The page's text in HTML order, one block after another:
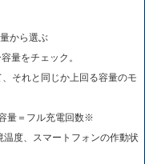
から選ぶ
量をチェック。
それと同じか上回る容量のモ
量＝フル充電回数※
度、スマートフォンの作動状